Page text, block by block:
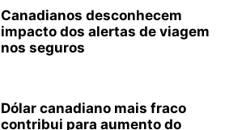
Canadianos desconhecem
impacto dos alertas de viagem
nos seguros
Dólar canadiano mais fraco
contribui para aumento do